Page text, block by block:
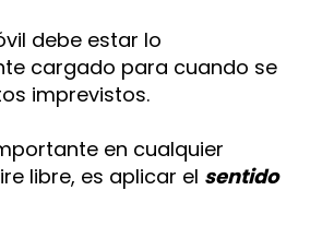
debe estar lo
cargado para cuando se
imprevistos.
en cualquier
libre, es aplicar el sentido